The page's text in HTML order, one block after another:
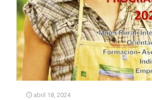
abril 18, 2024